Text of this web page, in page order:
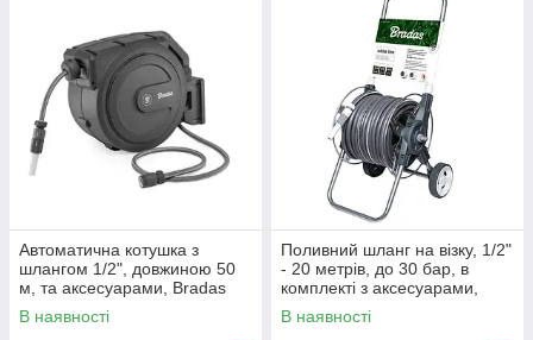
Автоматична котушка з
шлангом 1/2", довжиною 50
м, та аксесуарами, Bradas
(Польща)
В наявності
Поливний шланг на візку, 1/2"
- 20 метрів, до 30 бар, в
комплекті з аксесуарами,
Bradas (Польща)
В наявності